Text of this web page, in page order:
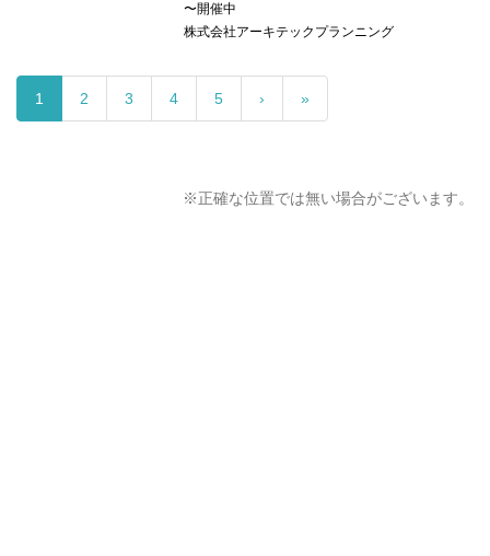
〜開催中
株式会社アーキテックプランニング
1 2 3 4 5 › »
※正確な位置では無い場合がございます。